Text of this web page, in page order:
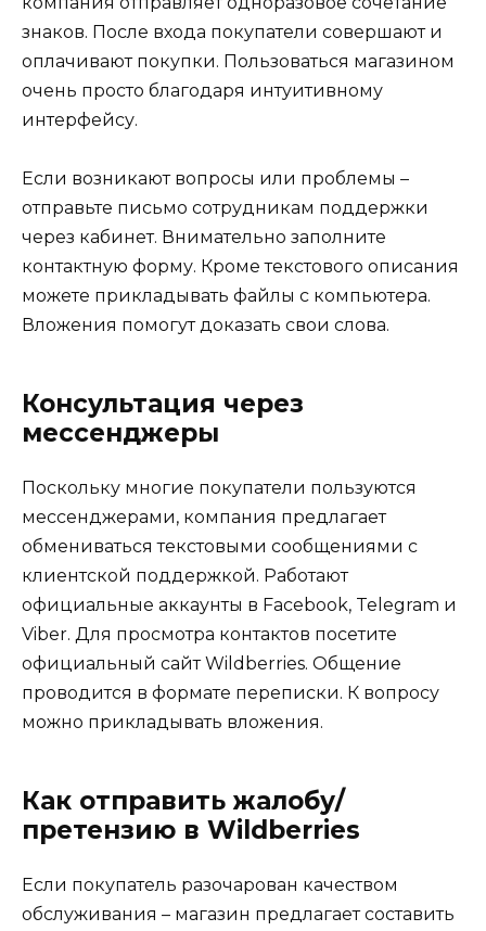
знаков. После входа покупатели совершают и
оплачивают покупки. Пользоваться магазином
очень просто благодаря интуитивному
интерфейсу.
Если возникают вопросы или проблемы –
отправьте письмо сотрудникам поддержки
через кабинет. Внимательно заполните
контактную форму. Кроме текстового описания
можете прикладывать файлы с компьютера.
Вложения помогут доказать свои слова.
Консультация через
мессенджеры
Поскольку многие покупатели пользуются
мессенджерами, компания предлагает
обмениваться текстовыми сообщениями с
клиентской поддержкой. Работают
официальные аккаунты в Facebook, Telegram и
Viber. Для просмотра контактов посетите
официальный сайт Wildberries. Общение
проводится в формате переписки. К вопросу
можно прикладывать вложения.
Как отправить жалобу/
претензию в Wildberries
Если покупатель разочарован качеством
обслуживания – магазин предлагает составить